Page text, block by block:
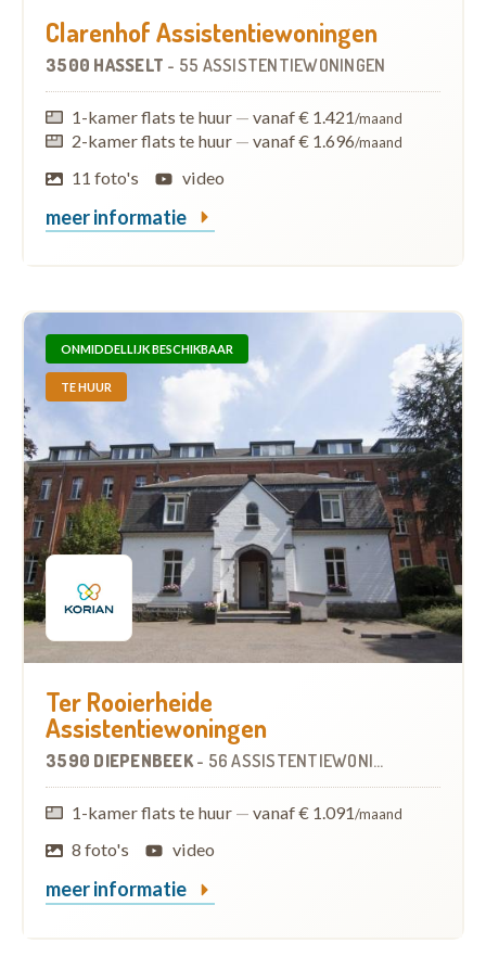
Clarenhof Assistentiewoningen
3500 HASSELT - 55 ASSISTENTIEWONINGEN
1-kamer flats te huur — vanaf € 1.421/maand
2-kamer flats te huur — vanaf € 1.696/maand
11 foto's video
meer informatie
ONMIDDELLIJK BESCHIKBAAR
TE HUUR
Ter Rooierheide
Assistentiewoningen
3590 DIEPENBEEK- 56 ASSISTENTIEWONINGEN
1-kamer flats te huur — vanaf € 1.091/maand
8 foto's video
meer informatie